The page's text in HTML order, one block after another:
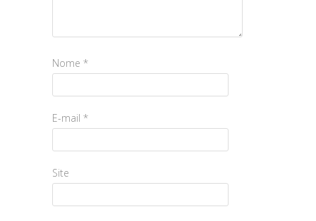
Nome *
E-mail *
Site